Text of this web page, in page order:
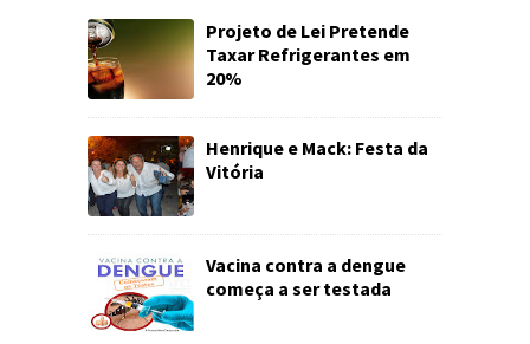
Projeto de Lei Pretende
Taxar Refrigerantes em
20%
Henrique e Mack: Festa da
Vitória
Vacina contra a dengue
começa a ser testada